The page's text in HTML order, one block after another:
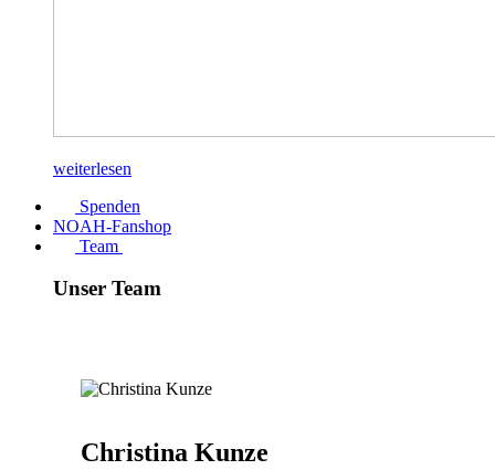
weiterlesen
Spenden
NOAH-Fanshop
Team
Unser Team
Christina Kunze